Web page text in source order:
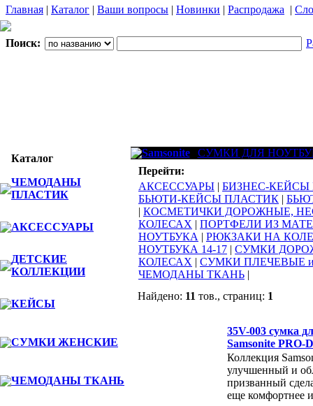
Главная | Каталог | Ваши вопросы | Новинки | Распродажа |
Поиск:
Каталог
ЧЕМОДАНЫ
ПЛАСТИК
АКСЕССУАРЫ
ДЕТСКИЕ
КОЛЛЕКЦИИ
КЕЙСЫ
СУМКИ ЖЕНСКИЕ
ЧЕМОДАНЫ ТКАНЬ
Samsonite
СУМКИ ДЛЯ
Перейти:
АКСЕССУАРЫ | БИЗНЕС-
БЬЮТИ-КЕЙСЫ ПЛАСТИК |
| КОСМЕТИЧКИ ДОРОЖНЫЕ,
КОЛЕСАХ | ПОРТФЕЛИ ИЗ
НОУТБУКА | РЮКЗАКИ НА
НОУТБУКА 14-17 | СУМКИ
КОЛЕСАХ | СУМКИ ПЛЕЧЕВЫЕ
ЧЕМОДАНЫ ТКАНЬ |
Найдено: 11 тов., страниц: 1
35V-003 сумка
Samsonite PRO-
Коллекция
улучшенный и
призванный
еще комфортнее